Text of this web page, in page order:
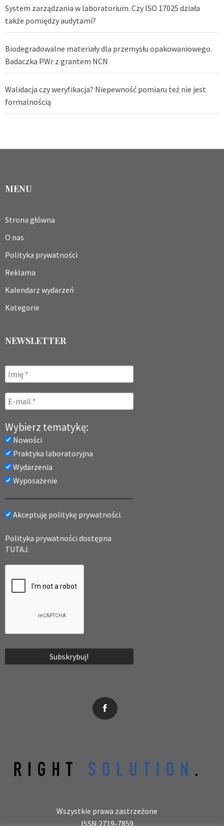
System zarządzania w laboratorium. Czy ISO 17025 działa
także pomiędzy audytami?
Biodegradowalne materiały dla przemysłu opakowaniowego.
Badaczka PWr z grantem NCN
Walidacja czy weryfikacja? Niepewność pomiaru też nie jest
formalnością
MENU
Strona główna
O nas
Polityka prywatności
Reklama
Kalendarz wydarzeń
Kategorie
NEWSLETTER
Wybierz tematykę:
Nowości
Praktyka laboratoryjna
Wydarzenia
Wyposażenie
Akceptuję politykę prywatności.
Polityka prywatności dostępna
TUTAJ.
Wszystkie prawa zastrzeżone
ISSN 2719-7859